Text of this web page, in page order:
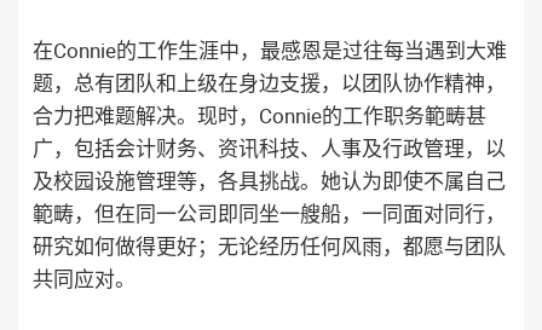
在Connie的工作生涯中，最感恩是过往每当遇到大难
题，总有团队和上级在身边支援，以团队协作精神，
合力把难题解决。现时，Connie的工作职务範畴甚
广，包括会计财务、资讯科技、人事及行政管理，以
及校园设施管理等，各具挑战。她认为即使不属自己
範畴，但在同一公司即同坐一艘船，一同面对同行，
研究如何做得更好；无论经历任何风雨，都愿与团队
共同应对。